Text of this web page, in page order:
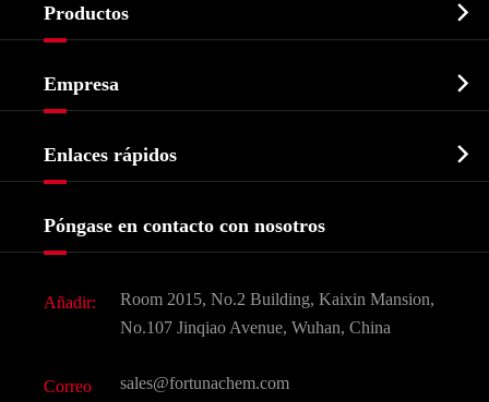
Productos 
Bioquímico
Agroquímicos e intermedios
Ingredientes Cosméticos
Sabores y fragancias
CAS químico
Empresa 
Historia de la empresa
Enlaces rápidos 
Preguntas frecuentes (FAQ)
Póngase en contacto con nosotros
Añadir:
Room 2015, No.2 Building, Kaixin Mansion,
No.107 Jinqiao Avenue, Wuhan, China
Correo
sales@fortunachem.com